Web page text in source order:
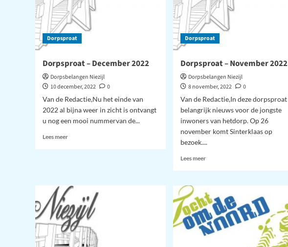
Dorpsproat
Dorpsproat – December 2022
Dorpsbelangen Niezijl
10 december, 2022
0
Van de Redactie,Nu het einde van
2022 al bijna weer in zicht is ontvangt
u nog een mooi nummervan de...
Lees meerLees
2022
Dorpsproat
Dorpsproat – November 2022
Dorpsbelangen Niezijl
8 november, 2022
0
Van de Redactie,In deze dorpsproat
belangrijk nieuws voor de jongste
inwoners van hetdorp. Op 26
november komt Sinterklaas op
bezoek....
Lees meerLees
–
November
2022